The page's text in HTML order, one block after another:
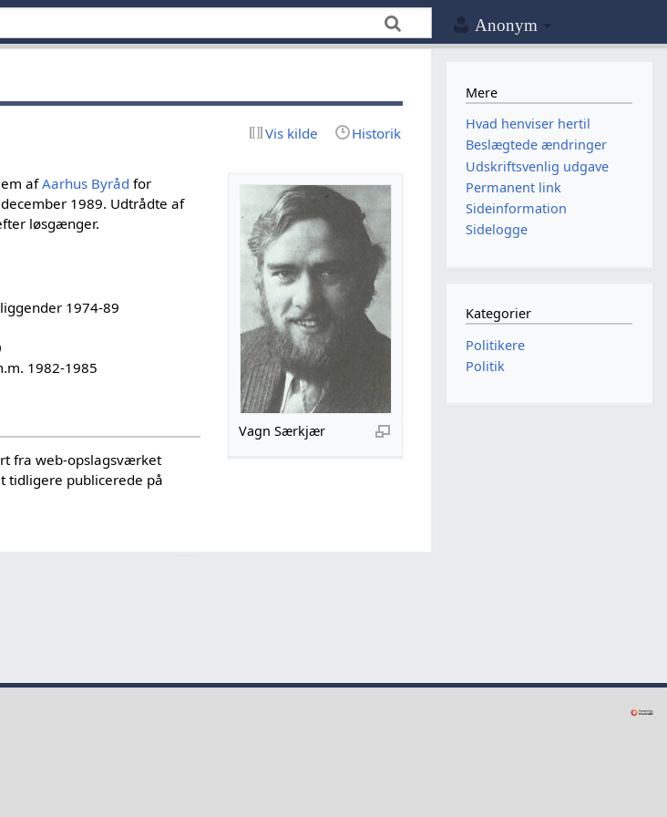
Anonym
Vis kilde Historik
Vagn Særkjær
afAarhus Byråd for
1989. Udtrådte af
løsgænger.
1974-89
1982-1985
fra web-opslagsværket
tidligere publicerede på
Mere
Hvad henviser hertil
Beslægtede ændringer
Udskriftsvenlig udgave
Permanent link
Sideinformation
Sidelogge
Kategorier
Politikere
Politik